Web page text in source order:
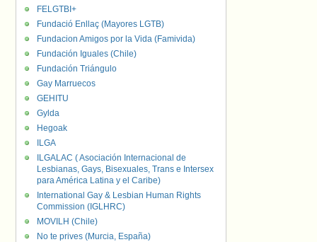
FELGTBI+
Fundació Enllaç (Mayores LGTB)
Fundacion Amigos por la Vida (Famivida)
Fundación Iguales (Chile)
Fundación Triángulo
Gay Marruecos
GEHITU
Gylda
Hegoak
ILGA
ILGALAC ( Asociación Internacional de
Lesbianas, Gays, Bisexuales, Trans e Intersex
para América Latina y el Caribe)
International Gay & Lesbian Human Rights
Commission (IGLHRC)
MOVILH (Chile)
No te prives (Murcia, España)